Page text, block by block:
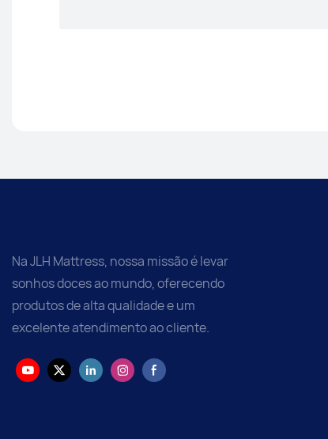
Na JLH Mattress, nossa missão é levar
sonhos doces ao mundo, oferecendo
produtos de alta qualidade e um
excelente atendimento ao cliente.